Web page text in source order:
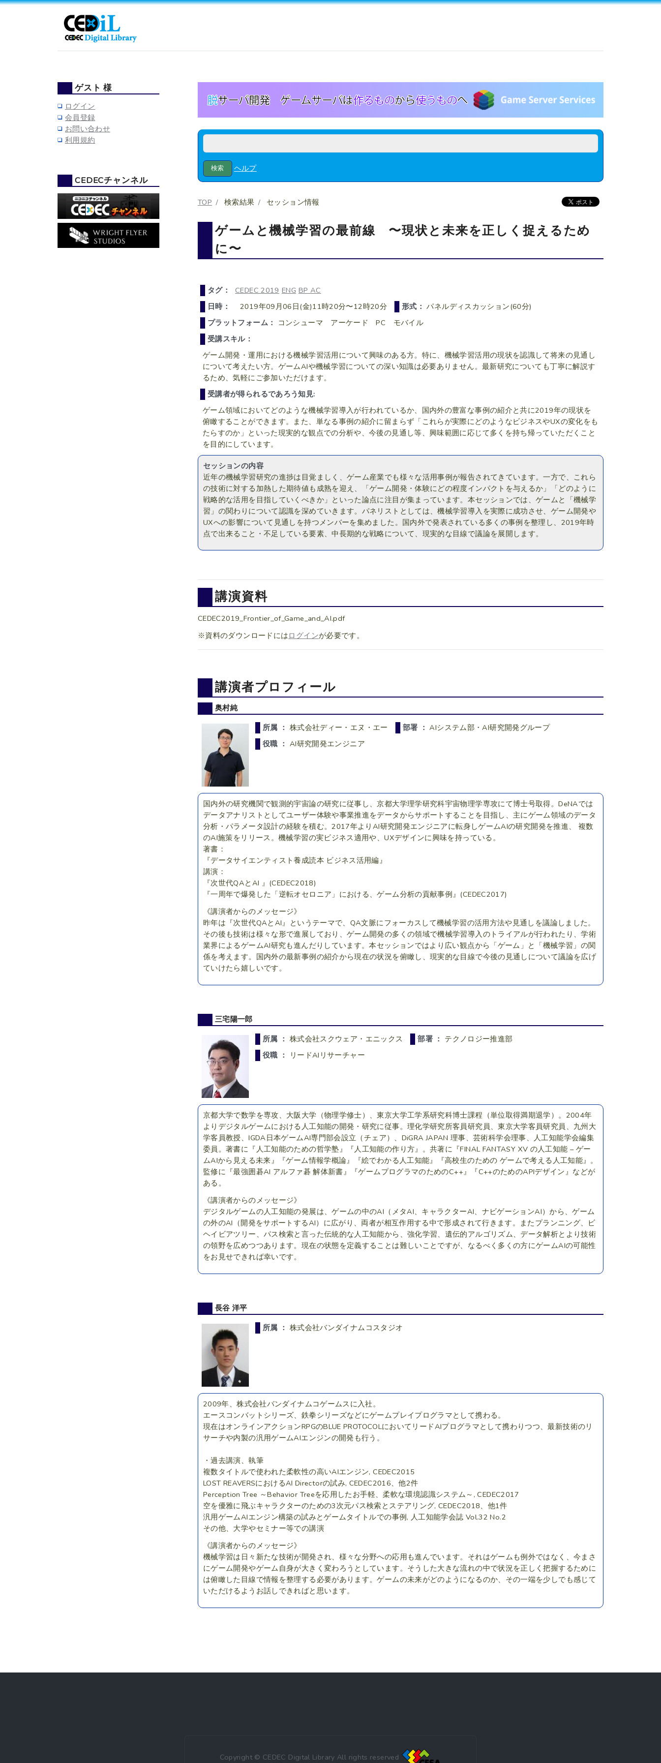
ヘルプ
TOP 検索結果 セッション情報
ゲームと機械学習の最前線 〜現状と未来を正しく捉えるため
に〜
タグ： CEDEC 2019 ENG BP AC
日時：
2019年09月06日(金)11時20分〜12時20分 形式：パネルディスカッション(60分)
プラットフォーム：
コンシューマ アーケード PC モバイル
受講スキル：
ゲーム開発・運用における機械学習活用について興味のある方。特に、機械学習活用の現状を認識して将来の見通し
について考えたい方。ゲームAIや機械学習についての深い知識は必要ありません。最新研究についても丁寧に解説す
るため、気軽にご参加いただけます。
受講者が得られるであろう知見:
ゲーム領域においてどのような機械学習導入が行われているか、国内外の豊富な事例の紹介と共に2019年の現状を
俯瞰することができます。また、単なる事例の紹介に留まらず「これらが実際にどのようなビジネスやUXの変化をも
たらすのか」といった現実的な観点での分析や、今後の見通し等、興味範囲に応じて多くを持ち帰っていただくこと
を目的にしています。
セッションの内容
近年の機械学習研究の進捗は目覚ましく、ゲーム産業でも様々な活用事例が報告されてきています。一方で、これら
の技術に対する加熱した期待値も成熟を迎え、「ゲーム開発・体験にどの程度インパクトを与えるか」「どのように
戦略的な活用を目指していくべきか」といった論点に注目が集まっています。本セッションでは、ゲームと「機械学
習」の関わりについて認識を深めていきます。パネリストとしては、機械学習導入を実際に成功させ、ゲーム開発や
UXへの影響について見通しを持つメンバーを集めました。国内外で発表されている多くの事例を整理し、2019年時
点で出来ること・不足している要素、中長期的な戦略について、現実的な目線で議論を展開します。
講演資料
CEDEC2019_Frontier_of_Game_and_AI.pdf
※資料のダウンロードには ログインが必要です。
講演者プロフィール
奥村純
所属 ： 株式会社ディー・エヌ・エー 部署 ：AIシステム部・AI研究開発グループ
役職 ： AI研究開発エンジニア
国内外の研究機関で観測的宇宙論の研究に従事し、京都大学理学研究科宇宙物理学専攻にて博士号取得。DeNAでは
データアナリストとしてユーザー体験や事業推進をデータからサポートすることを目指し、主にゲーム領域のデータ
分析・パラメータ設計の経験を積む。2017年よりAI研究開発エンジニアに転身しゲームAIの研究開発を推進、 複数
のAI施策をリリース。機械学習の実ビジネス適用や、UXデザインに興味を持っている。
著書：
『データサイエンティスト養成読本 ビジネス活用編』
講演：
『次世代QAとAI 』(CEDEC2018)
『一周年で爆発した「逆転オセロニア」における、ゲーム分析の貢献事例』(CEDEC2017)
《講演者からのメッセージ》
昨年は『次世代QAとAI』というテーマで、QA文脈にフォーカスして機械学習の活用方法や見通しを議論しました。
その後も技術は様々な形で進展しており、ゲーム開発の多くの領域で機械学習導入のトライアルが行われたり、学術
業界によるゲームAI研究も進んだりしています。本セッションではより広い観点から「ゲーム」と「機械学習」の関
係を考えます。国内外の最新事例の紹介から現在の状況を俯瞰し、現実的な目線で今後の見通しについて議論を広げ
ていけたら嬉しいです。
三宅陽一郎
所属 ： 株式会社スクウェア・エニックス 部署 ： テクノロジー推進部
役職 ：
リードAIリサーチャー
京都大学で数学を専攻、大阪大学（物理学修士）、東京大学工学系研究科博士課程（単位取得満期退学）。2004年
よりデジタルゲームにおける人工知能の開発・研究に従事。理化学研究所客員研究員、東京大学客員研究員、九州大
学客員教授、IGDA日本ゲームAI専門部会設立（チェア）、DiGRA JAPAN 理事、芸術科学会理事、人工知能学会編集
委員。著書に『人工知能のための哲学塾』『人工知能の作り方』。共著に『FINAL FANTASY XV の人工知能 – ゲー
ムAIから見える未来』『ゲーム情報学概論』『絵でわかる人工知能』『高校生のための ゲームで考える人工知能』。
監修に『最強囲碁AI アルファ碁 解体新書』『ゲームプログラマのためのC++』『C++のためのAPIデザイン』などが
ある。
《講演者からのメッセージ》
デジタルゲームの人工知能の発展は、ゲームの中のAI（メタAI、キャラクターAI、ナビゲーションAI）から、ゲーム
の外のAI（開発をサポートするAI）に広がり、両者が相互作用する中で形成されて行きます。またプランニング、ビ
ヘイビアツリー、パス検索と言った伝統的な人工知能から、強化学習、遺伝的アルゴリズム、データ解析とより技術
の領野を広めつつあります。現在の状態を定義することは難しいことですが、なるべく多くの方にゲームAIの可能性
をお見せできれば幸いです。
長谷 洋平
所属 ： 株式会社バンダイナムコスタジオ
2009年、株式会社バンダイナムコゲームスに入社。
エースコンバットシリーズ、鉄拳シリーズなどにゲームプレイプログラマとして携わる。
現在はオンラインアクションRPGのBLUE PROTOCOLにおいてリードAIプログラマとして携わりつつ、最新技術のリ
サーチや内製の汎用ゲームAIエンジンの開発も行う。
・過去講演、執筆
複数タイトルで使われた柔軟性の高いAIエンジン, CEDEC2015
LOST REAVERSにおけるAI Directorの試み, CEDEC2016、他2件
Perception Tree ～Behavior Treeを応用したお手軽、柔軟な環境認識システム～, CEDEC2017
空を優雅に飛ぶキャラクターのための3次元パス検索とステアリング, CEDEC2018、他1件
汎用ゲームAIエンジン構築の試みとゲームタイトルでの事例, 人工知能学会誌 Vol.32 No.2
その他、大学やセミナー等での講演
《講演者からのメッセージ》
機械学習は日々新たな技術が開発され、様々な分野への応用も進んでいます。それはゲームも例外ではなく、今まさ
にゲーム開発やゲーム自身が大きく変わろうとしています。そうした大きな流れの中で状況を正しく把握するために
は俯瞰した目線で情報を整理する必要があります。ゲームの未来がどのようになるのか、その一端を少しでも感じて
いただけるようお話しできればと思います。
ゲスト 様
ログイン
会員登録
お問い合わせ
利用規約
CEDECチャンネル
Copyright © CEDEC Digital Library All rights reserved